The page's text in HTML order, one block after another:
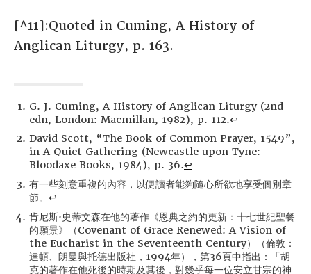
[^11]:Quoted in Cuming, A History of
Anglican Liturgy, p. 163.
G. J. Cuming, A History of Anglican Liturgy (2nd
edn, London: Macmillan, 1982), p. 112.↩
David Scott, “The Book of Common Prayer, 1549”,
in A Quiet Gathering (Newcastle upon Tyne:
Bloodaxe Books, 1984), p. 36.↩
有一些刻意重複的內容，以便讀者能夠隨心所欲地享受個別章
節。 ↩
肯尼斯·史蒂文森在他的著作《恩典之約的更新：十七世紀聖餐
的願景》（Covenant of Grace Renewed: A Vision of
the Eucharist in the Seventeenth Century）（倫敦：
達頓、朗曼與托德出版社，1994年），第36頁中指出：「胡
克的著作在他死後的時期及其後，對幾乎每一位安立甘宗的神